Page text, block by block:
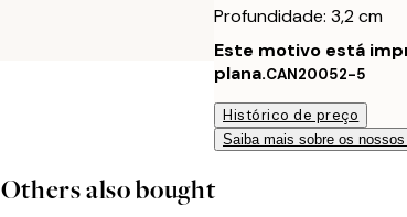
Profundidade: 3,2 cm
Este motivo está
plana.CAN20052-5
Histórico de preço
Saiba mais sobre os nossos
Others also bought